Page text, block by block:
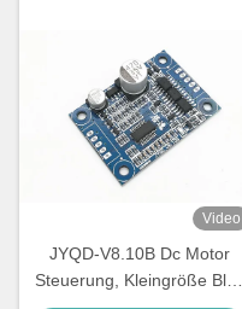
Video
JYQD-V8.10B Dc Motor
Steuerung, Kleingröße Bldc